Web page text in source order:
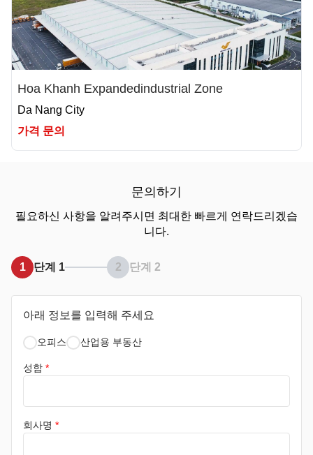
Hoa Khanh Expandedindustrial Zone
Da Nang City
가격 문의
문의하기
필요하신 사항을 알려주시면 최대한 빠르게 연락드리겠습
니다.
1 단계 1 2 단계 2
아래 정보를 입력해 주세요
오피스 산업용 부동산
성함 *
회사명 *